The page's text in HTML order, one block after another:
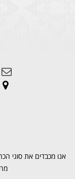
אנו מכבדים את סוגי